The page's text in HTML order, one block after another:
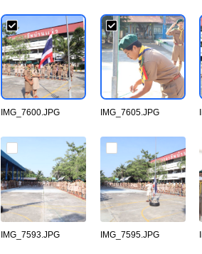
IMG_7600.JPG IMG_7605.JPG
IMG_7593.JPG IMG_7595.JPG